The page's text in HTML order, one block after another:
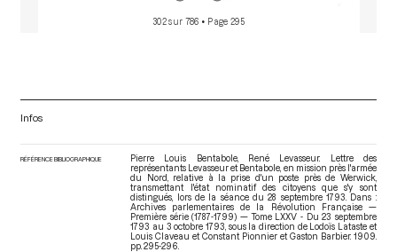
302 sur 786 • Page 295
Infos
RÉFÉRENCE BIBLIOGRAPHIQUE
Pierre Louis Bentabole, René Levasseur. Lettre des
représentants Levasseur et Bentabole, en mission près l'armée
du Nord, relative à la prise d'un poste près de Werwick,
transmettant l'état nominatif des citoyens que s'y sont
distingués, lors de la séance du 28 septembre 1793. Dans :
Archives parlementaires de la Révolution Française —
Première série (1787-1799) — Tome LXXV - Du 23 septembre
1793 au 3 octobre 1793 , sous la direction de Lodoïs Lataste et
Louis Claveau et Constant Pionnier et Gaston Barbier. 1909.
pp. 295-296.